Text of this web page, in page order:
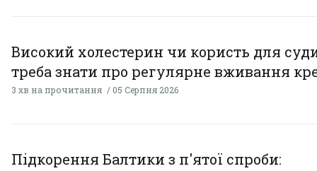
Високий холестерин чи користь для
треба знати про регулярне вживання
3 хв на прочитання 05 Серпня 2026
Підкорення Балтики з п'ятої спроби: